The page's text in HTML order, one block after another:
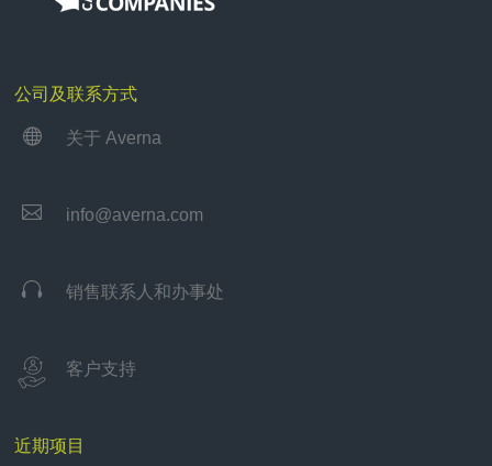
公司及联系方式
 关于 Averna
 info@averna.com
 销售联系人和办事处
客户支持
近期项目